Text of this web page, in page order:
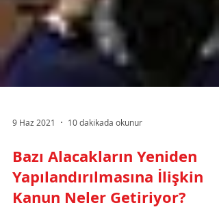
9 Haz 2021 10 dakikada okunur